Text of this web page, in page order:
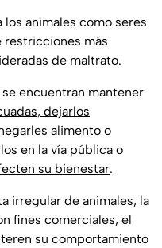
animales como seres
restricciones más
de maltrato.
encuentran mantener
dejarlos
alimento o
en la vía pública o
su bienestar.
irregular de animales, la
fines comerciales, el
su comportamiento